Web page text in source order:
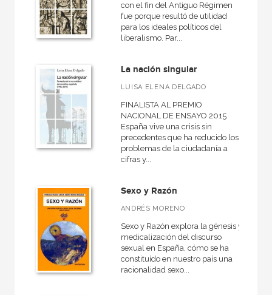
con el fin del Antiguo Régimen
fue porque resultó de utilidad
para los ideales políticos del
liberalismo. Par...
La nación singular
LUISA ELENA DELGADO
FINALISTA AL PREMIO
NACIONAL DE ENSAYO 2015
España vive una crisis sin
precedentes que ha reducido los
problemas de la ciudadanía a
cifras y...
Sexo y Razón
ANDRÉS MORENO
Sexo y Razón explora la génesis y
medicalización del discurso
sexual en España, cómo se ha
constituído en nuestro país una
racionalidad sexo...